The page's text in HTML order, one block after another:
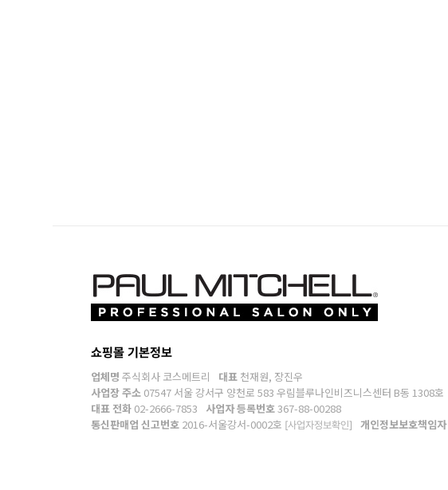
쇼핑몰 기본정보
업체명주식회사 코스메트리 대표 천재원, 장진우
사업장 주소 07547 서울 강서구 양천로 583 우림블루나인비즈니스센터 B동 1308호
대표 전화 02-2666-7853 사업자 등록번호367-88-00288
통신판매업 신고번호 2016-서울강서-0002호 [사업자정보확인] 개인정보보호책임자